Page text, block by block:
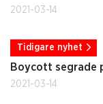
2021-03-14
Tidigare nyhet
Boycott segrade
2021-03-14